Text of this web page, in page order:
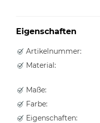
Eigenschaften
Artikelnummer:
Material:
Maße:
Farbe:
Eigenschaften: